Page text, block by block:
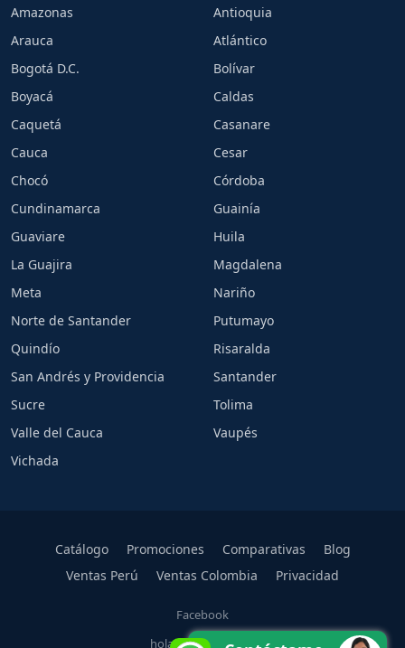
Amazonas
Antioquia
Arauca
Atlántico
Bogotá D.C.
Bolívar
Boyacá
Caldas
Caquetá
Casanare
Cauca
Cesar
Chocó
Córdoba
Cundinamarca
Guainía
Guaviare
Huila
La Guajira
Magdalena
Meta
Nariño
Norte de Santander
Putumayo
Quindío
Risaralda
San Andrés y Providencia
Santander
Sucre
Tolima
Valle del Cauca
Vaupés
Vichada
Catálogo Promociones Comparativas
Blog
Ventas Perú
Ventas Colombia Privacidad
Facebook
hola@carlarios.com